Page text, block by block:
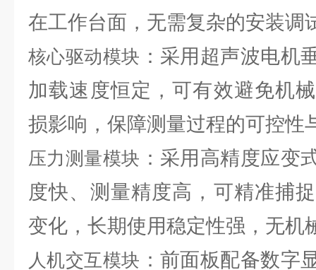
在工作台面，无需复杂的安装调
核心驱动模块 ：采用超声波电机
加载速度恒定，可有效避免机
损影响，保障测量过程的可控性
压力测量模块 ：采用高精度应变
度快、测量精度高，可精准捕
变化，长期使用稳定性强，无机
人机交互模块 ：前面板配备数字